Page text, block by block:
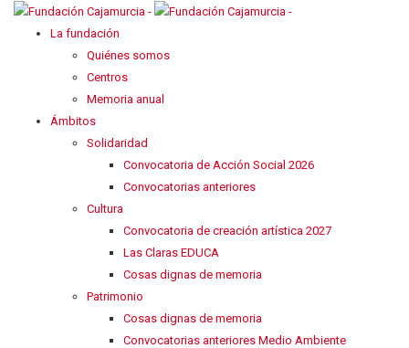
La fundación
Quiénes somos
Centros
Memoria anual
Ámbitos
Solidaridad
Convocatoria de Acción Social 2026
Convocatorias anteriores
Cultura
Convocatoria de creación artística 2027
Las Claras EDUCA
Cosas dignas de memoria
Patrimonio
Cosas dignas de memoria
Convocatorias anteriores Medio Ambiente